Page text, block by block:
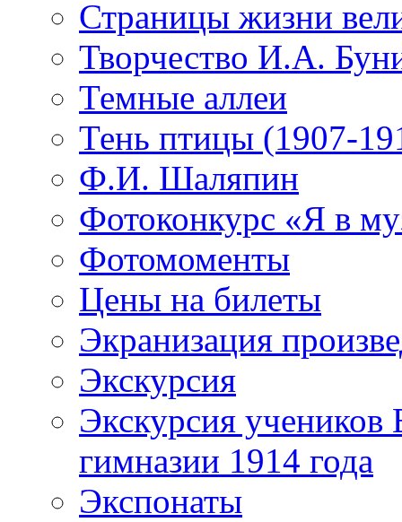
Страницы жизни
Творчество И.А.
Темные аллеи
Тень птицы (1907-
Ф.И. Шаляпин
Фотоконкурс «Я в
Фотомоменты
Цены на билеты
Экранизация
Экскурсия
Экскурсия
гимназии 1914 года
Экспонаты